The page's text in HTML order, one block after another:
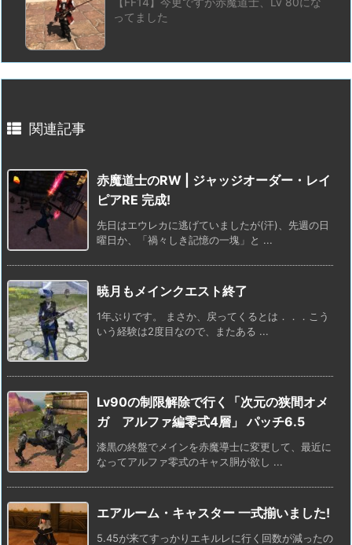
ってました
関連記事
赤魔道士のRW | ジャッジオーダー・レイ
ピアRE 完成!
先日はエウレカに逃げていましたが(汗)、先週の日
曜日か、「禍々しき記憶の一塊」と ...
暁月もメインクエスト終了
1年ぶりです。 まさか、戻ってくるとは．．．こう
いう経験は2度目なので、またある ...
Lv90の制限解除で行く「次元の狭間オメ
ガ アルファ編零式4層」 パッチ6.5
漆黒の終盤でメインを赤魔導士に変更して、最近に
なってアルファ零式のキャス胴が欲し ...
エアルーム・キャスター 一式揃いました!
5.45が来てすっかりエキルレに行く回数が減ったの